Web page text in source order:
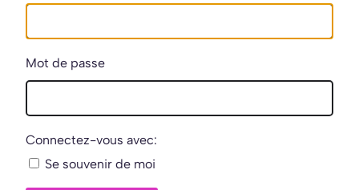
Mot de passe
Connectez-vous avec:
Se souvenir de moi